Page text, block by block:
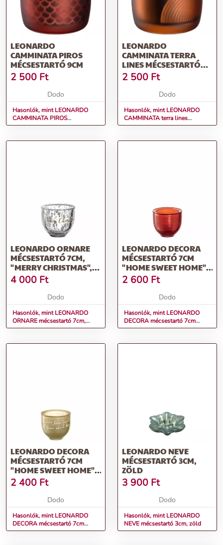
LEONARDO
CAMMINATA PIROS
MÉCSESTARTÓ 9CM
2 500 Ft
Dodo
Hasonlók, mint LEONARDO
CAMMINATA PIROS
mécsestartó 9cm
LEONARDO
CAMMINATA TERRA
LINES MÉCSESTARTÓ
9CM
2 500 Ft
Dodo
Hasonlók, mint LEONARDO
CAMMINATA terra lines
mécsestartó 9cm
LEONARDO ORNARE
MÉCSESTARTÓ 7CM,
"MERRY CHRISTMAS",
FEHÉR
4 000 Ft
Dodo
Hasonlók, mint LEONARDO
ORNARE mécsestartó 7cm,
"merry christmas", fehér
LEONARDO DECORA
MÉCSESTARTÓ 7CM
"HOME SWEET HOME",
PIROS
2 600 Ft
Dodo
Hasonlók, mint LEONARDO
DECORA mécsestartó 7cm
"home sweet home", piros
LEONARDO DECORA
MÉCSESTARTÓ 7CM
"HOME SWEET HOME",
ARANY
2 400 Ft
Dodo
Hasonlók, mint LEONARDO
DECORA mécsestartó 7cm
"home sweet home", arany
LEONARDO NEVE
MÉCSESTARTÓ 3CM,
ZÖLD
3 900 Ft
Dodo
Hasonlók, mint LEONARDO
NEVE mécsestartó 3cm, zöld